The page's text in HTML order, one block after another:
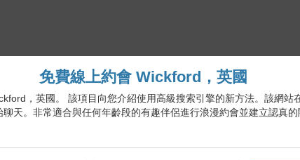
免費線上約會 Wickford，英國
，英國。 該項目向您介紹使用高級搜索引擎的新方法。該網站
天。非常適合與任何年齡段的有趣伴侶進行浪漫約會並建立認真